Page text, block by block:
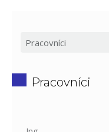
Pracovníci